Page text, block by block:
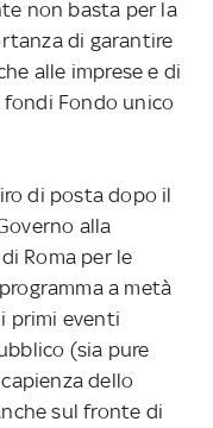
non basta per la
di garantire
alle imprese e di
fondi Fondo unico
di posta dopo il
alla
Roma per le
a metà
primi eventi
(sia pure
dello
sul fronte di